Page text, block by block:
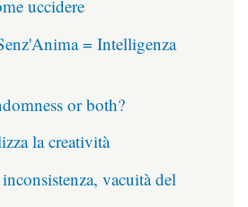
uccidere
= Intelligenza
or both?
la creatività
vacuità del